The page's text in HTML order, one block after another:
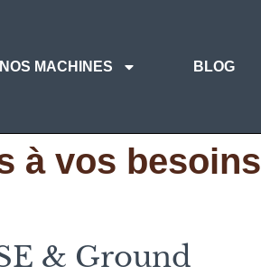
NOS MACHINES BLOG
à vos besoins
& Ground